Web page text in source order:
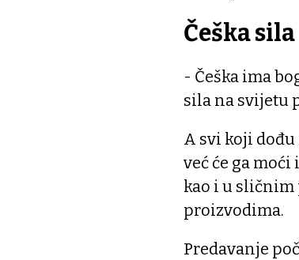
Češka sila
- Češka ima
sila na svijetu
A svi koji dođu
već će ga
kao i u
proizvodima.
Predavanje